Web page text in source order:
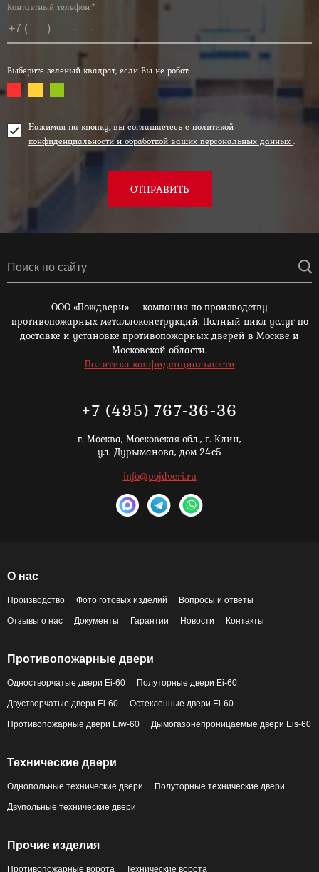
Контактный телефон:*
Выберите зеленый квадрат, если Вы не робот:
Нажимая на кнопку, вы соглашаетесь с политикой
конфиденциальности и обработкой ваших персональных данных .
ОТПРАВИТЬ
ООО «Пождвери» – компания по производству
противопожарных металлоконструкций. Полный цикл услуг по
доставке и установке противопожарных дверей в Москве и
Московской области.
Политика конфиденциальности
+7 (495) 767-36-36
г. Москва, Московская обл., г. Клин,
ул. Дурыманова, дом 24с5
info@pojdveri.ru
О нас
Производство Фото готовых изделий Вопросы и ответы
Отзывы о нас Документы Гарантии Новости Контакты
Противопожарные двери
Одностворчатые двери Ei-60 Полуторные двери Ei-60
Двустворчатые двери Ei-60 Остекленные двери Ei-60
Противопожарные двери Eiw-60 Дымогазонепроницаемые двери Eis-60
Технические двери
Однопольные технические двери Полуторные технические двери
Двупольные технические двери
Прочие изделия
Противопожарные ворота Технические ворота